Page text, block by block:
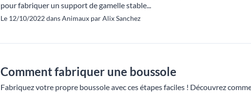
pour fabriquer un support de gamelle stable...
Le 12/10/2022 dans Animaux par Alix Sanchez
Comment fabriquer une boussole
Fabriquez votre propre boussole avec ces étapes faciles ! Découvrez